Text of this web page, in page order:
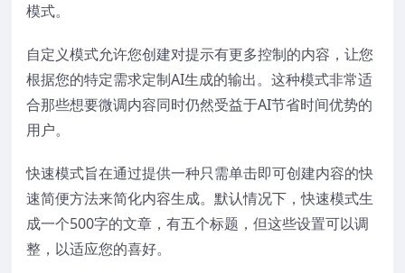
模式。
自定义模式允许您创建对提示有更多控制的内容，让您
根据您的特定需求定制AI生成的输出。这种模式非常适
合那些想要微调内容同时仍然受益于AI节省时间优势的
用户。
快速模式旨在通过提供一种只需单击即可创建内容的快
速简便方法来简化内容生成。默认情况下，快速模式生
成一个500字的文章，有五个标题，但这些设置可以调
整，以适应您的喜好。